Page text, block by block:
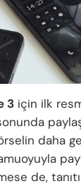
3 için ilk
daha
de,